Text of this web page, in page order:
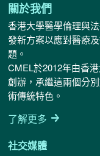
無
誤
*
關於我們
香港大學醫學倫理與
發新方案以應對醫療
題。
CMEL於2012年由香
創辦，承繼這兩個分
術傳統特色。
了解更多
社交媒體